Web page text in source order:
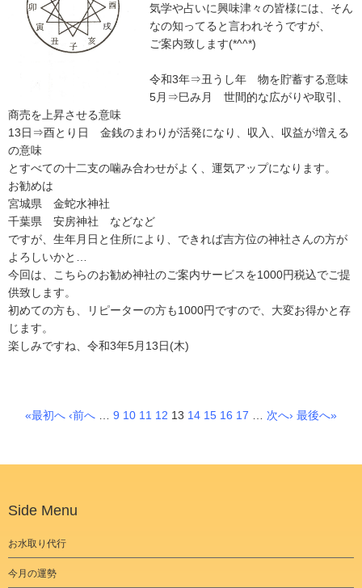
気学や占いに興味津々の皆様には、そん
なの知ってると言われそうですが、
ご案内致します(*^^*)
令和3年⇒丑うし年 物を貯蓄する意味
5月⇒巳み月 世間的な広がりや取引、
商売を上昇させる意味
13日⇒酉とり日 金銭のまわりが活発になり、収入、収益が増える
の意味
とすべての十二支の噛み合わせがよく、運気アップになります。
お勧めは
宮城県 金蛇水神社
千葉県 安房神社 などなど
ですが、生年月日と住所により、できれば吉方位の神社さんの方が
よろしいかと…
今回は、こちらのお勧め神社のご案内サービスを1000円税込でご提
供致します。
初めての方も、リピーターの方も1000円ですので、大変お得かと存
じます。
楽しみですね、令和3年5月13日(木)
«最初へ ‹前へ 9 10 11 12 13 14 15 16 17 次へ› 最後へ»
Side Menu
お水取り代行
今月の運勢